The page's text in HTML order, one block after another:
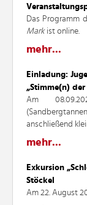
Das Programm
Markist online.
mehr...
Einladung:
„Stimme(n) der
Am
anschließend
mehr...
Exkursion
Stöckel
Am 22. August